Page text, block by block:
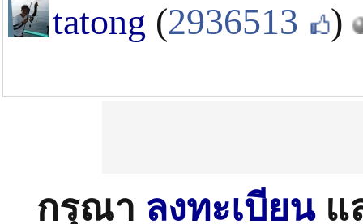
tatong (2936513 )
กรุณา ลงทะเบียนแ